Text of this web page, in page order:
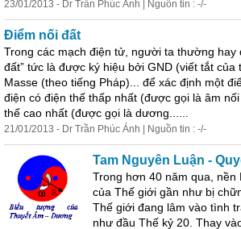
23/01/2013 - Dr Trần Phúc Ánh | Nguồn tin : -/-
Điểm nối đất
Trong các mạch điện tử, người ta thường hay
đất” tức là được ký hiệu bởi GND (viết tắt của
Masse (theo tiếng Pháp)... để xác định một
điện có điện thế thấp nhất (được gọi là âm
thế cao nhất (được gọi là dương......
21/01/2013 - Dr Trần Phúc Ánh | Nguồn tin : -/-
Tam Nguyên Luận -
Trong hơn 40 năm qua, nền
của Thế giới gần như bị
Thế giới đang lâm vào tình
như đầu Thế kỷ 20. Thay